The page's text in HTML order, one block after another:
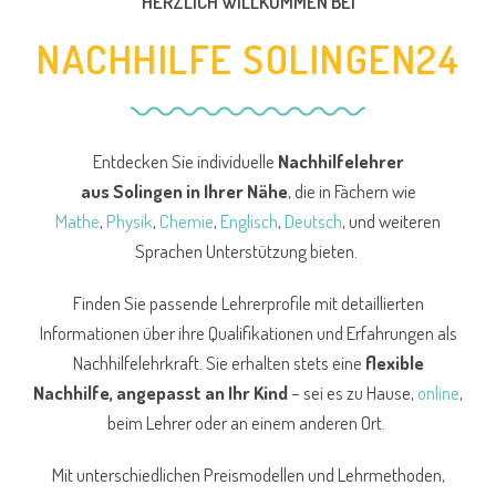
NACHHILFE SOLINGEN24
Entdecken Sie individuelle Nachhilfelehrer
aus Solingenin Ihrer Nähe, die in Fächern wie
Mathe,Physik,Chemie,Englisch,Deutsch, und weiteren
Sprachen Unterstützung bieten.
Finden Sie passende Lehrerprofile mit detaillierten
Informationen über ihre Qualifikationen und Erfahrungen als
Nachhilfelehrkraft. Sie erhalten stets eine flexible
Nachhilfe, angepasst an Ihr Kind– sei es zu Hause, online,
beim Lehrer oder an einem anderen Ort.
Mit unterschiedlichen Preismodellen und Lehrmethoden,